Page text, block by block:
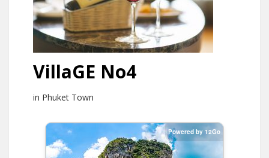
VillaGE No4
in Phuket Town